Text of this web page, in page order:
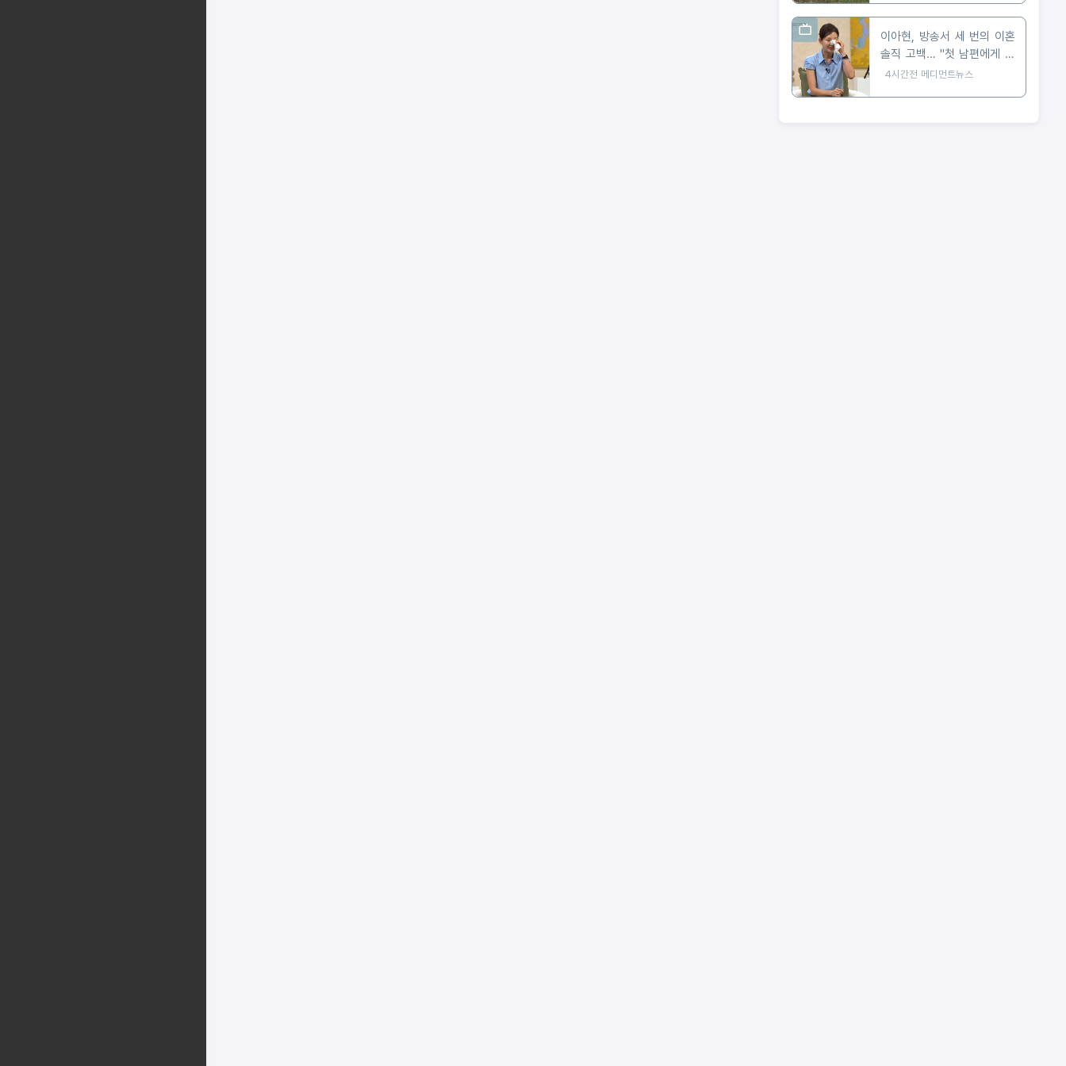
이아현, 방송서 세 번의 이혼
솔직 고백… "첫 남편에게 가
장 미안해"
4시간전 메디먼트뉴스